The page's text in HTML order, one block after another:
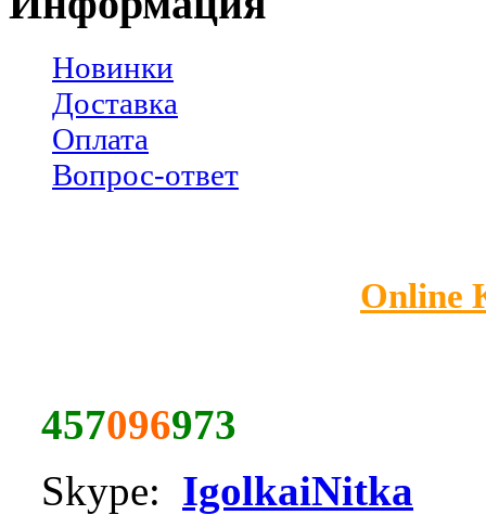
Новинки
Доставка
Оплата
Вопрос-ответ
Online
457096973
Skype: IgolkaiNitka